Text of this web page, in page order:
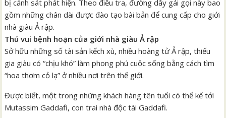
bị cảnh sát phát hiện. Theo điều tra, đường dây gái gọi này bao
gồm những chân dài được đào tạo bài bản để cung cấp cho giới
nhà giàu Ả rập.
Thú vui bệnh hoạn của giới nhà giàu Ả rập
Sở hữu những số tài sản kếch xù, nhiều hoàng tử Ả rập, thiếu
gia giàu có “chịu khó” làm phong phú cuộc sống bằng cách tìm
“hoa thơm cỏ lạ” ở nhiều nơi trên thế giới.
Được biết, một trong những khách hàng tên tuổi có thể kể tới
Mutassim Gaddafi, con trai nhà độc tài Gaddafi.